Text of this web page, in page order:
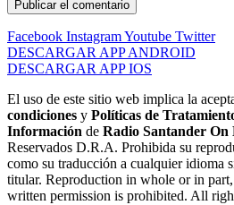
Facebook InstagramYoutube Twitter
DESCARGAR APP ANDROID
DESCARGAR APP IOS
El uso de este sitio web implica la
condiciones y Políticas de
Información de Radio Santander On
Reservados D.R.A. Prohibida su
como su traducción a cualquier idioma
titular. Reproduction in whole or in
written permission is prohibited. All